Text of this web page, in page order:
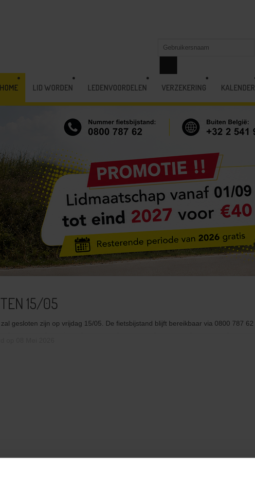
HOME LID WORDEN LEDENVOORDELEN VERZEKERING KALENDER
15/05
gesloten zijn op vrijdag 15/05. De fietsbijstand blijft bereikbaar via 0800 787 62